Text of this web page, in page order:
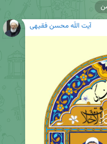
آیت اللّه محسن فقیهی